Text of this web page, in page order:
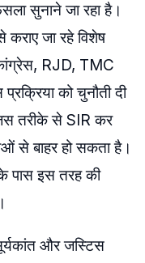
सुनाने जा रहा है।
जा रहे विशेष
RJD, TMC
को चुनौती दी
तरीके से SIR कर
से बाहर हो सकता है।
पास इस तरह की
और जस्टिस